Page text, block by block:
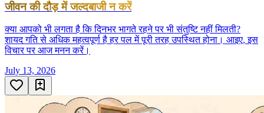
जीवन की दौड़ में जल्दबाजी न करें
क्या आपको भी लगता है कि दिनभर भागते रहने पर भी संतुष्टि नहीं मिलती?
शायद गति से अधिक महत्वपूर्ण है हर पल में पूरी तरह उपस्थित होना। आइए, इस
विचार पर आज मनन करें।
July 13, 2026